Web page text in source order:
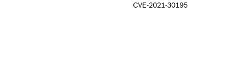
CVE-2021-30195